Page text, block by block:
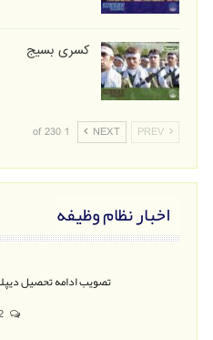
کسری بسیج
PREV
NEXT
1 of 230
اخبار نظام وظیفه
تصویب ادامه تحصیل